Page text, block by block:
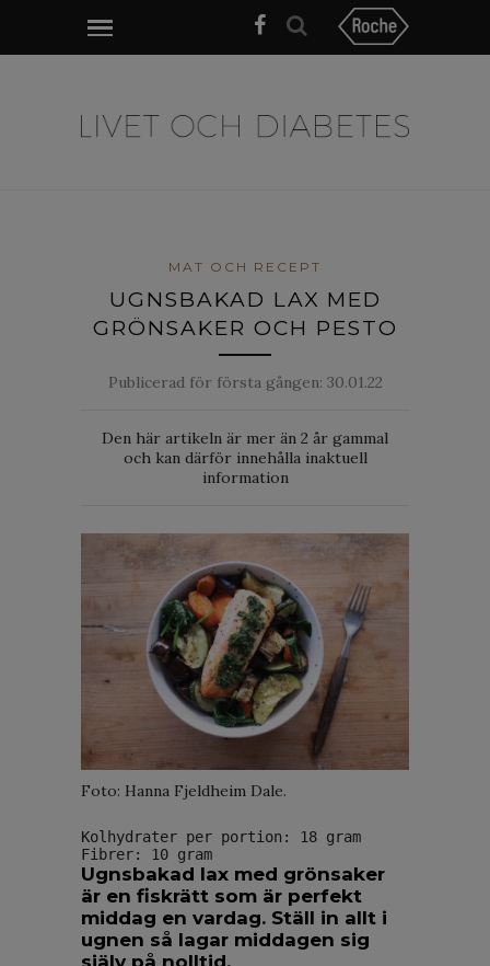
MAT OCH RECEPT
UGNSBAKAD LAX MED
GRÖNSAKER OCH PESTO
Publicerad för första gången: 30.01.22
Den här artikeln är mer än 2 år gammal
och kan därför innehålla inaktuell
information
Foto: Hanna Fjeldheim Dale.
Kolhydrater per portion: 18 gram
Fibrer: 10 gram
Ugnsbakad lax med grönsaker
är en fiskrätt som är perfekt
middag en vardag. Ställ in allt i
ugnen så lagar middagen sig
själv på nolltid.